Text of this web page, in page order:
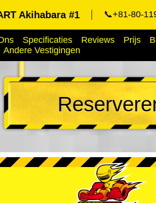
Akihabara #1 📞+81-80-
Specificaties Reviews Prijs
Andere Vestigingen